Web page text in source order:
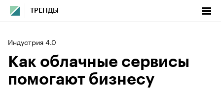
ТРЕНДЫ
Индустрия 4.0
Как облачные сервисы
помогают бизнесу